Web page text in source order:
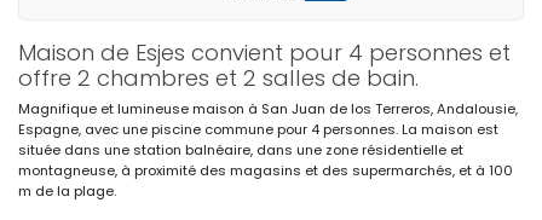
Maison de Esjes convient pour 4 personnes et
offre 2 chambres et 2 salles de bain.
Magnifique et lumineuse maison à San Juan de los Terreros, Andalousie,
Espagne, avec une piscine commune pour 4 personnes. La maison est
située dans une station balnéaire, dans une zone résidentielle et
montagneuse, à proximité des magasins et des supermarchés, et à 100
m de la plage.